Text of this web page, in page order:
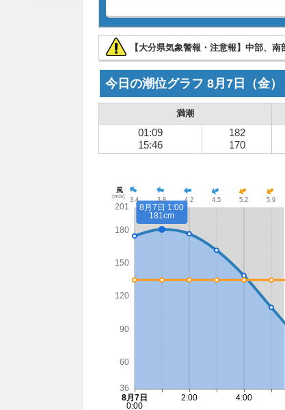
【大分県気象警報・注意報】中部、
今日の潮位グラフ 8月7日 （金）
満潮
01:09
15:46
182
170